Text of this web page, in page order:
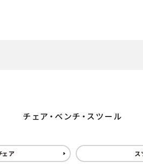
メンテナン
チェア・ベンチ・スツール
ェア ス